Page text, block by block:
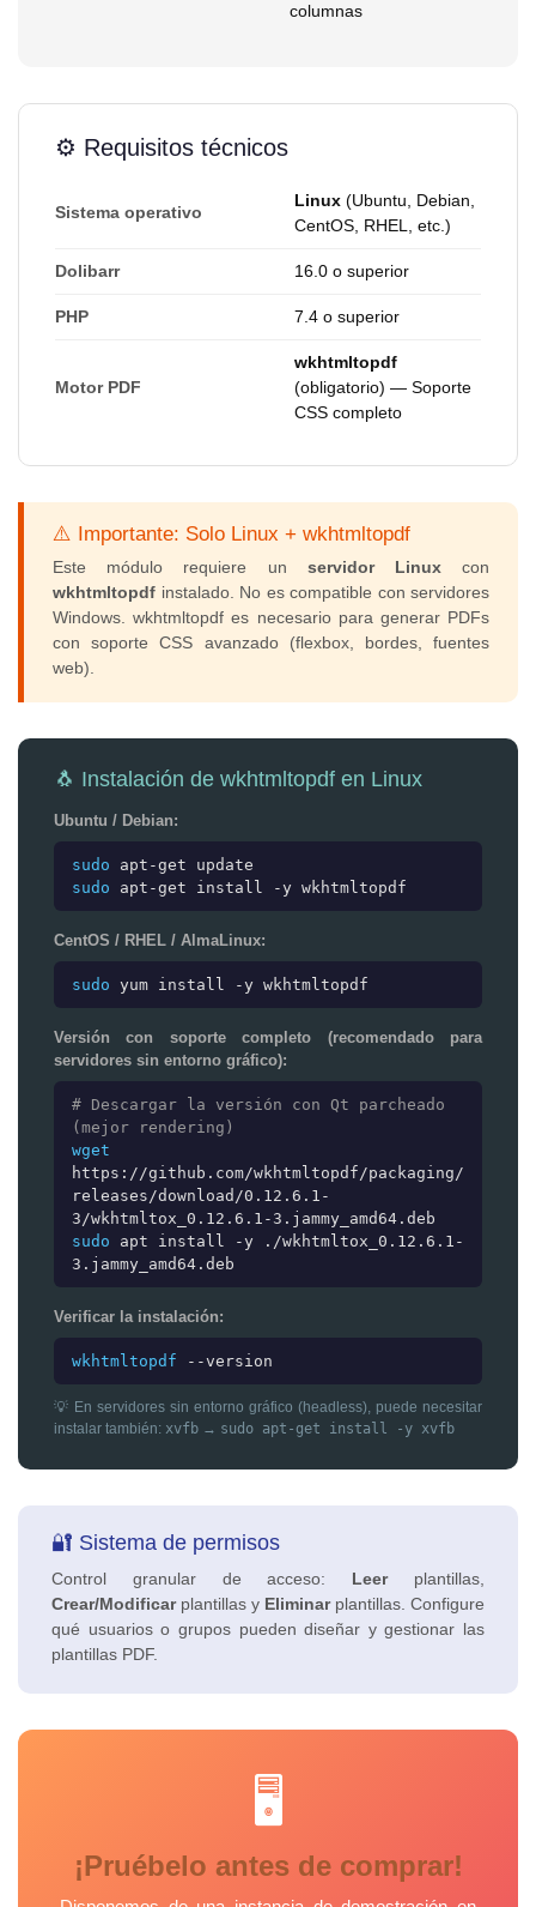
columnas
⚙️ Requisitos técnicos
Sistema operativo
Linux (Ubuntu, Debian,
CentOS, RHEL, etc.)
Dolibarr 16.0 o superior
PHP 7.4 o superior
Motor PDF
wkhtmltopdf
(obligatorio) — Soporte
CSS completo
⚠️ Importante: Solo Linux + wkhtmltopdf
Este módulo requiere un servidor Linuxcon
wkhtmltopdf instalado. No es compatible con servidores
Windows. wkhtmltopdf es necesario para generar PDFs
con soporte CSS avanzado (flexbox, bordes, fuentes
web).
🐧 Instalación de wkhtmltopdf en Linux
Ubuntu / Debian:
sudo apt-get update
sudo apt-get install -y wkhtmltopdf
CentOS / RHEL / AlmaLinux:
sudo yum install -y wkhtmltopdf
Versión con soporte completo (recomendado para
servidores sin entorno gráfico):
# Descargar la versión con Qt parcheado
(mejor rendering)
wget
https://github.com/wkhtmltopdf/packaging/
releases/download/0.12.6.1-
3/wkhtmltox_0.12.6.1-3.jammy_amd64.deb
sudo apt install -y ./wkhtmltox_0.12.6.1-
3.jammy_amd64.deb
Verificar la instalación:
wkhtmltopdf --version
💡 En servidores sin entorno gráfico (headless), puede necesitar
instalar también: xvfb → sudo apt-get install -y xvfb
🔐 Sistema de permisos
Control granular de acceso: Leerplantillas,
Crear/Modificarplantillas y Eliminarplantillas. Configure
qué usuarios o grupos pueden diseñar y gestionar las
plantillas PDF.
🖥️
¡Pruébelo antes de comprar!